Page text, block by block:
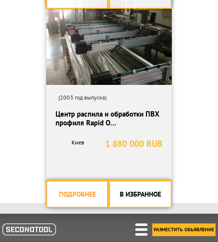
(2003 год выпуска)
Центр распила и обработки ПВХ
профиля Rapid O...
1 880 000 RUB
Киев
ПОДРОБНЕЕ В ИЗБРАННОЕ
РАЗМЕСТИТЬ ОБЬЯВЛЕНИЕ